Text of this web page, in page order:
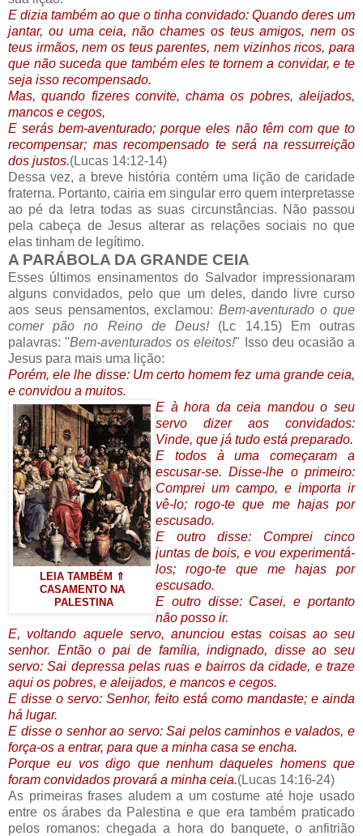
E dizia também ao que o tinha convidado: Quando deres um
jantar, ou uma ceia, não chames os teus amigos, nem os
teus irmãos, nem os teus parentes, nem vizinhos ricos, para
que não suceda que também eles te tornem a convidar, e te
seja isso recompensado.
Mas, quando fizeres convite, chama os pobres, aleijados,
mancos e cegos,
E serás bem-aventurado; porque eles não têm com que to
recompensar; mas recompensado te será na ressurreição
dos justos.(Lucas 14:12-14)
Dessa vez, a breve história contém uma lição de caridade
fraterna. Portanto, cairia em singular erro quem interpretasse
ao pé da letra todas as suas circunstâncias. Não passou
pela cabeça de Jesus alterar as relações sociais no que
elas tinham de legítimo.
A PARÁBOLA DA GRANDE CEIA
Esses últimos ensinamentos do Salvador impressionaram
alguns convidados, pelo que um deles, dando livre curso
aos seus pensamentos, exclamou:Bem-aventurado o que
comer pão no Reino de Deus!(Lc 14.15) Em outras
palavras: "Bem-aventurados os eleitos!" Isso deu ocasião a
Jesus para mais uma lição:
Porém, ele lhe disse: Um certo homem fez uma grande ceia,
e convidou a muitos.
LEIA TAMBÉM ⇑
CASAMENTO NA
PALESTINA
E à hora da ceia mandou o seu
servo dizer aos convidados:
Vinde, que já tudo está preparado.
E todos à uma começaram a
escusar-se. Disse-lhe o primeiro:
Comprei um campo, e importa ir
vê-lo; rogo-te que me hajas por
escusado.
E outro disse: Comprei cinco
juntas de bois, e vou experimentá-
los; rogo-te que me hajas por
escusado.
E outro disse: Casei, e portanto
não posso ir.
E, voltando aquele servo, anunciou estas coisas ao seu
senhor. Então o pai de família, indignado, disse ao seu
servo: Sai depressa pelas ruas e bairros da cidade, e traze
aqui os pobres, e aleijados, e mancos e cegos.
E disse o servo: Senhor, feito está como mandaste; e ainda
há lugar.
E disse o senhor ao servo: Sai pelos caminhos e valados, e
força-os a entrar, para que a minha casa se encha.
Porque eu vos digo que nenhum daqueles homens que
foram convidados provará a minha ceia.(Lucas 14:16-24)
As primeiras frases aludem a um costume até hoje usado
entre os árabes da Palestina e que era também praticado
pelos romanos: chegada a hora do banquete, o anfitrião